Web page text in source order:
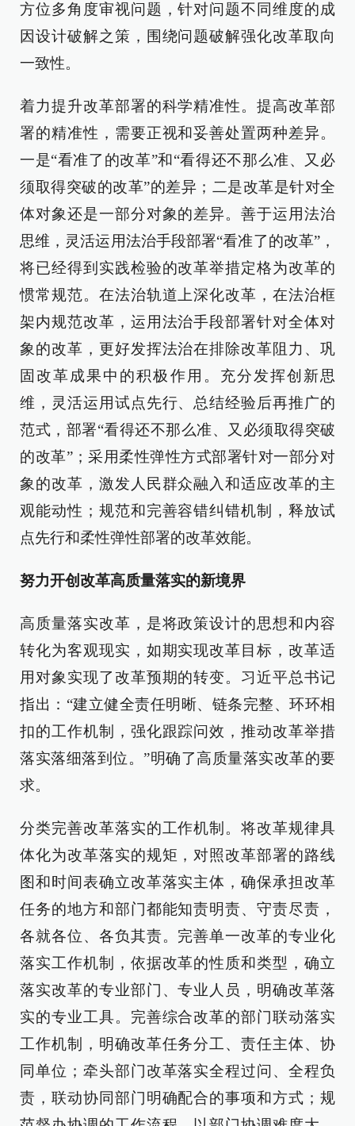
方位多角度审视问题，针对问题不同维度的成
因设计破解之策，围绕问题破解强化改革取向
一致性。
着力提升改革部署的科学精准性。提高改革部
署的精准性，需要正视和妥善处置两种差异。
一是“看准了的改革”和“看得还不那么准、又必
须取得突破的改革”的差异；二是改革是针对全
体对象还是一部分对象的差异。善于运用法治
思维，灵活运用法治手段部署“看准了的改革”，
将已经得到实践检验的改革举措定格为改革的
惯常规范。在法治轨道上深化改革，在法治框
架内规范改革，运用法治手段部署针对全体对
象的改革，更好发挥法治在排除改革阻力、巩
固改革成果中的积极作用。充分发挥创新思
维，灵活运用试点先行、总结经验后再推广的
范式，部署“看得还不那么准、又必须取得突破
的改革”；采用柔性弹性方式部署针对一部分对
象的改革，激发人民群众融入和适应改革的主
观能动性；规范和完善容错纠错机制，释放试
点先行和柔性弹性部署的改革效能。
努力开创改革高质量落实的新境界
高质量落实改革，是将政策设计的思想和内容
转化为客观现实，如期实现改革目标，改革适
用对象实现了改革预期的转变。习近平总书记
指出：“建立健全责任明晰、链条完整、环环相
扣的工作机制，强化跟踪问效，推动改革举措
落实落细落到位。”明确了高质量落实改革的要
求。
分类完善改革落实的工作机制。将改革规律具
体化为改革落实的规矩，对照改革部署的路线
图和时间表确立改革落实主体，确保承担改革
任务的地方和部门都能知责明责、守责尽责，
各就各位、各负其责。完善单一改革的专业化
落实工作机制，依据改革的性质和类型，确立
落实改革的专业部门、专业人员，明确改革落
实的专业工具。完善综合改革的部门联动落实
工作机制，明确改革任务分工、责任主体、协
同单位；牵头部门改革落实全程过问、全程负
责，联动协同部门明确配合的事项和方式；规